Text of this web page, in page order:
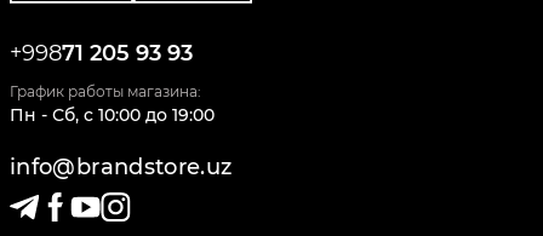
+99871 205 93 93
График работы магазина:
Пн - Сб, c 10:00 до 19:00
info@brandstore.uz